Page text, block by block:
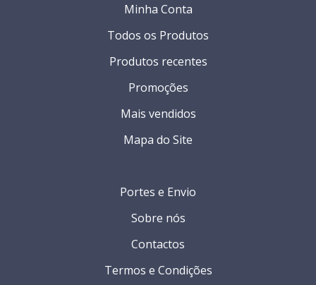
Portes e Envio
Sobre nós
Contactos
Termos e Condições
Minha Conta
Todos os Produtos
Produtos recentes
Promoções
Mais vendidos
Mapa do Site